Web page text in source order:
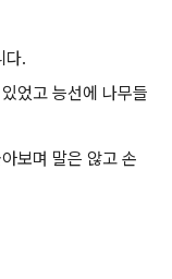
다.
었고 능선에 나무들
보며 말은 않고 손